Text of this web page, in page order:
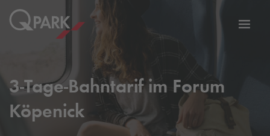
Zur
3-Tage-Bahntarif im Forum
Köpenick